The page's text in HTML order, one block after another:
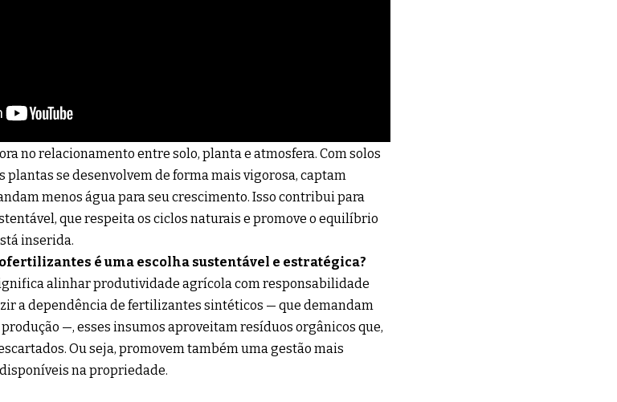
no relacionamento entre solo, planta e atmosfera. Com solos
plantas se desenvolvem de forma mais vigorosa, captam
menos água para seu crescimento. Isso contribui para
que respeita os ciclos naturais e promove o equilíbrio
inserida.
é uma escolha sustentável e estratégica?
alinhar produtividade agrícola com responsabilidade
a dependência de fertilizantes sintéticos — que demandam
—, esses insumos aproveitam resíduos orgânicos que,
Ou seja, promovem também uma gestão mais
na propriedade.